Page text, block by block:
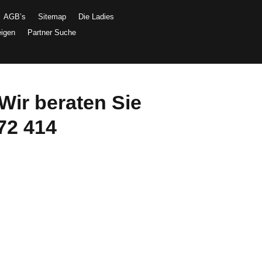
AGB’s Sitemap
Die Ladies
Partner Suche
beraten Sie
414